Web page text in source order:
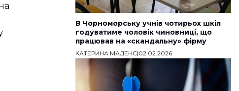
В Чорноморську учнів чотирьох шкіл
годуватиме чоловік чиновниці, що
працював на «скандальну» фірму
КАТЕРИНА МАДЕНС|02.02.2026